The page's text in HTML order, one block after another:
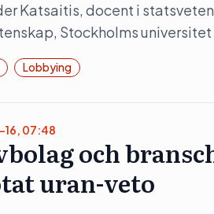
Katsaitis, docent i
Stockholms
Lobbying
07:48
och
uran-veto